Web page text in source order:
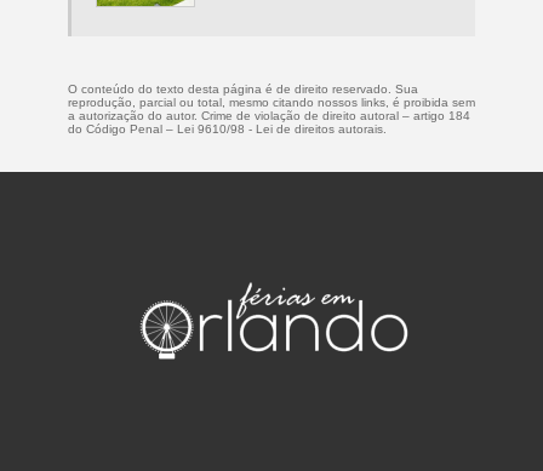
O conteúdo do texto desta página é de direito reservado. Sua
reprodução, parcial ou total, mesmo citando nossos links, é proibida sem
a autorização do autor. Crime de violação de direito autoral – artigo 184
do Código Penal – Lei 9610/98 - Lei de direitos autorais